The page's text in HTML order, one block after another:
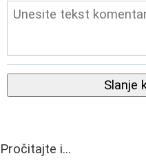
Slanje
Pročitajte i...